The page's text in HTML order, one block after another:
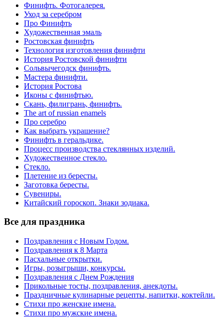
Финифть. Фотогалерея.
Уход за серебром
Про Финифть
Художественная эмаль
Ростовская финифть
Технология изготовления финифти
История Ростовской финифти
Сольвычегодск финифть.
Мастера финифти.
История Ростова
Иконы с финифтью.
Скань, филигрань, финифть.
The art of russian enamels
Про серебро
Как выбрать украшение?
Финифть в геральдике.
Процесс производства стеклянных изделий.
Художественное стекло.
Стекло.
Плетение из бересты.
Заготовка бересты.
Сувениры.
Китайский гороскоп. Знаки зодиака.
Все для праздника
Поздравления с Новым Годом.
Поздравления к 8 Марта
Пасхальные открытки.
Игры, розыгрыши, конкурсы.
Поздравления с Днем Рождения
Прикольные тосты, поздравления, анекдоты.
Праздничные кулинарные рецепты, напитки, коктейли.
Стихи про женские имена.
Стихи про мужские имена.